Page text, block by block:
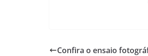
Confira o ensaio